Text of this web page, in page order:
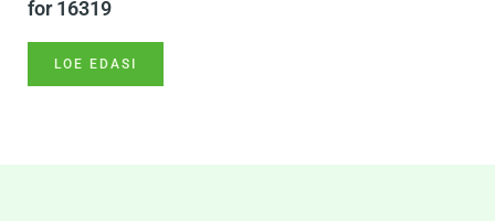
for 16319
LOE EDASI